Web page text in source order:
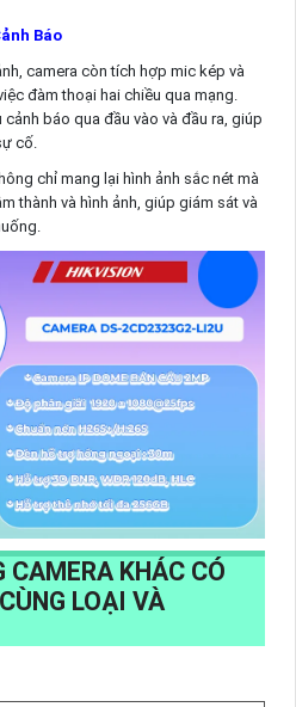
Báo
camera còn tích hợp mic kép và
đàm thoại hai chiều qua mạng.
báo qua đầu vào và đầu ra, giúp
cố.
chỉ mang lại hình ảnh sắc nét mà
thành và hình ảnh, giúp giám sát và
CAMERA KHÁC CÓ
LOẠI VÀ